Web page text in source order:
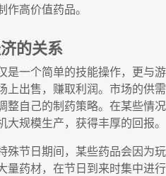
高价值药品。
的关系
是一个简单的技能操作，更与
上出售，赚取利润。市场的供
整自己的制药策略。在某些情
规模生产，获得丰厚的回报。
殊节日期间，某些药品会因为
量药材，在节日到来时集中进